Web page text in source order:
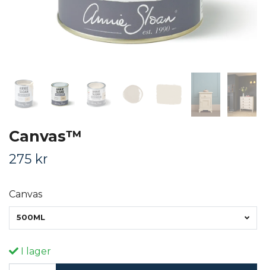
Canvas™
275 kr
Canvas
500ML
I lager